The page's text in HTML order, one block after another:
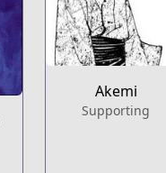
Akemi
Supporting